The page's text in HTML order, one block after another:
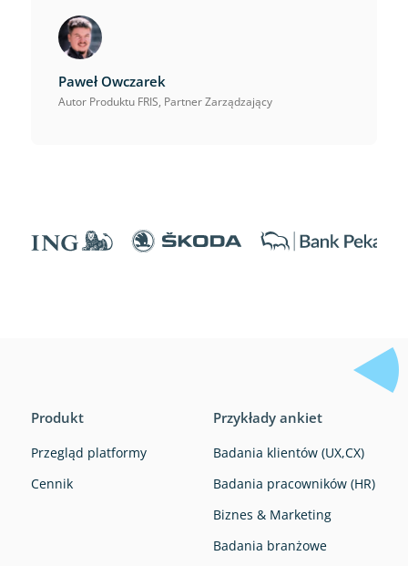
Paweł Owczarek
Autor Produktu FRIS, Partner Zarządzający
Produkt
Przegląd platformy
Cennik
Przykłady ankiet
Badania klientów (UX,CX)
Badania pracowników (HR)
Biznes & Marketing
Badania branżowe